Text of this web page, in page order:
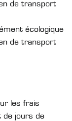
de transport
écologique
de transport
les frais
de jours de